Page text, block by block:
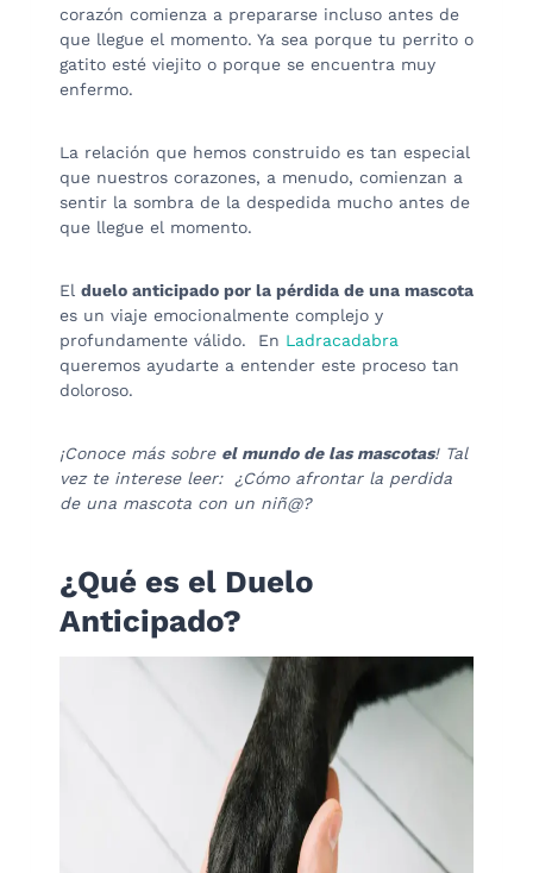
corazón comienza a prepararse incluso antes de
que llegue el momento. Ya sea porque tu perrito o
gatito esté viejito o porque se encuentra muy
enfermo.
La relación que hemos construido es tan especial
que nuestros corazones, a menudo, comienzan a
sentir la sombra de la despedida mucho antes de
que llegue el momento.
El duelo anticipado por la pérdida de una mascota
es un viaje emocionalmente complejo y
profundamente válido. En Ladracadabra
queremos ayudarte a entender este proceso tan
doloroso.
¡Conoce más sobre el mundo de las mascotas! Tal
vez te interese leer: ¿Cómo afrontar la perdida
de una mascota con un niñ@?
¿Qué es el Duelo
Anticipado?